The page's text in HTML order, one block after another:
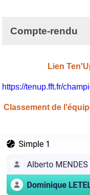
Compte-rendu
Lien
https://tenup.fft.fr/
Classement de